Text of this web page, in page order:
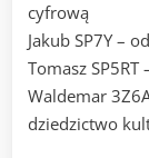
cyfrową
Jakub SP7Y –
Tomasz
Waldemar
dziedzictwo